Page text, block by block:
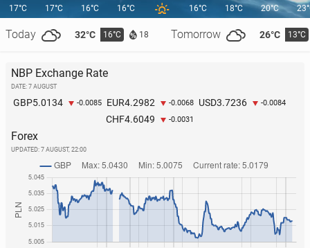
17°C
Today 32°C 16°C 18 Tomorrow 26°C 13°C
17°C 16°C 16°C 16°C 18°C 20°C
NBP Exchange Rate
DATE: 7 AUGUST
GBP5.0134 -0.0085 EUR4.2982 -0.0068 USD3.7236 -0.0084
CHF4.6049 -0.0031
Forex
UPDATED: 7 AUGUST, 22:00